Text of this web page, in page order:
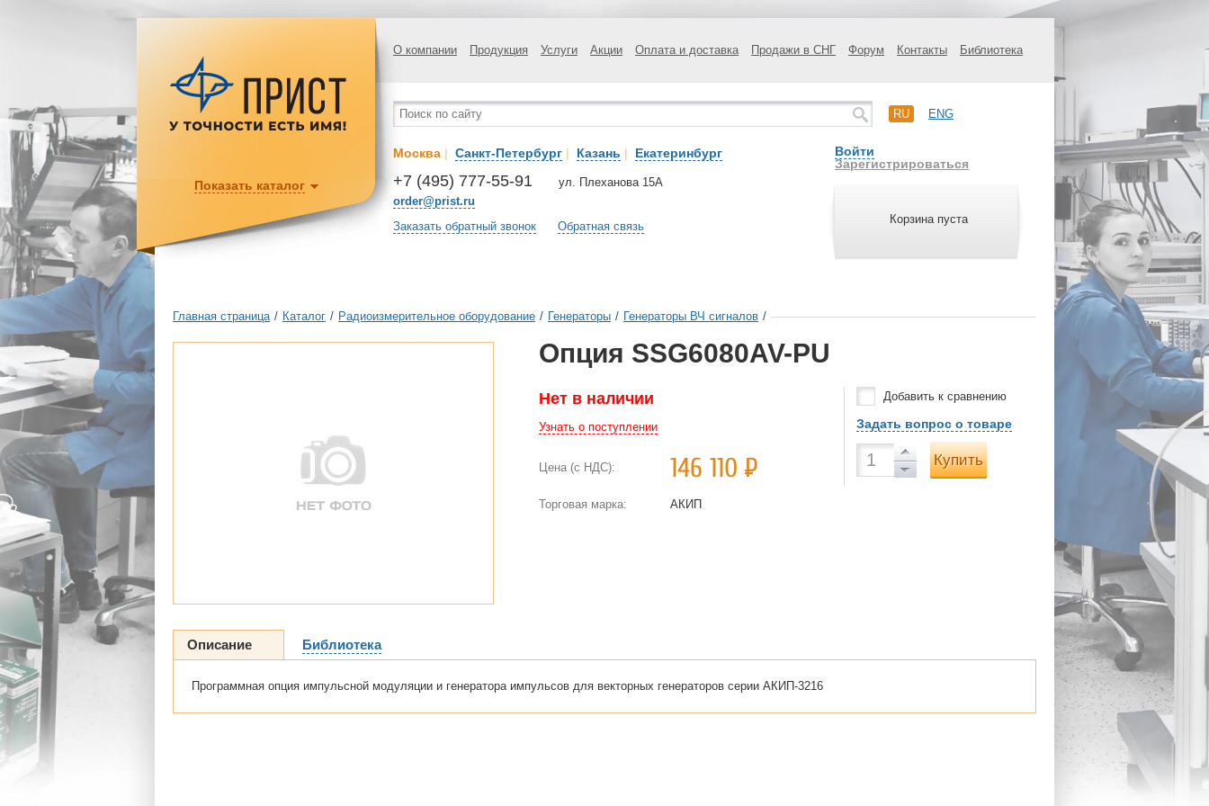
О компании Продукция Услуги Акции Оплата и доставка Продажи в СНГ Форум Контакты Библиотека
RU ENG
Москва | Санкт-Петербург | Казань | Екатеринбург
+7 (495) 777-55-91
order@prist.ru
ул. Плеханова 15А
Заказать обратный звонок Обратная связь
Войти
Зарегистрироваться
Корзина пуста
Показать каталог
Главная страница / Каталог / Радиоизмерительное оборудование / Генераторы / Генераторы ВЧ сигналов /
Опция SSG6080AV-PU
Нет в наличии
Узнать о поступлении
Цена (с НДС): 146 110 Р
Торговая марка: АКИП
Добавить к сравнению
Задать вопрос о товаре
Купить
Описание Библиотека
Программная опция импульсной модуляции и генератора импульсов для векторных генераторов серии АКИП-3216